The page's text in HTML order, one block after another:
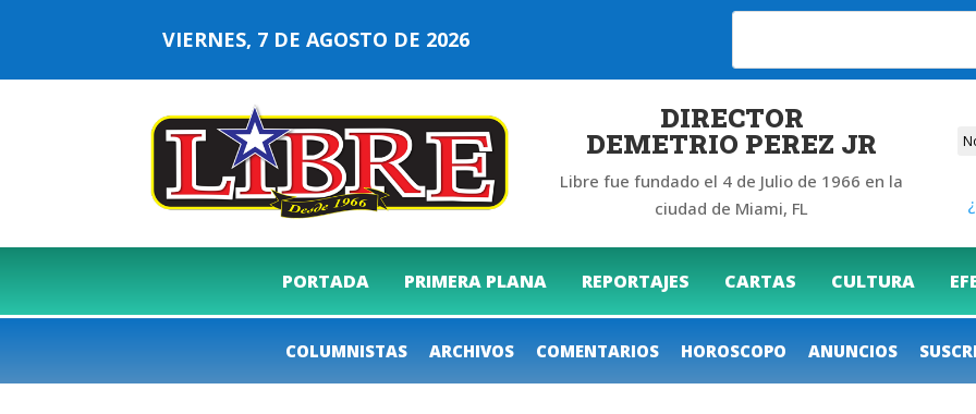
VIERNES, 7 DE AGOSTO DE 2026
DIRECTOR
DEMETRIO PEREZ JR
Libre fue fundado el 4 de Julio de 1966 en la
ciudad de Miami, FL
PORTADA PRIMERA PLANA REPORTAJES CARTAS CULTURA
COLUMNISTAS ARCHIVOS COMENTARIOS HOROSCOPO ANUNCIOS